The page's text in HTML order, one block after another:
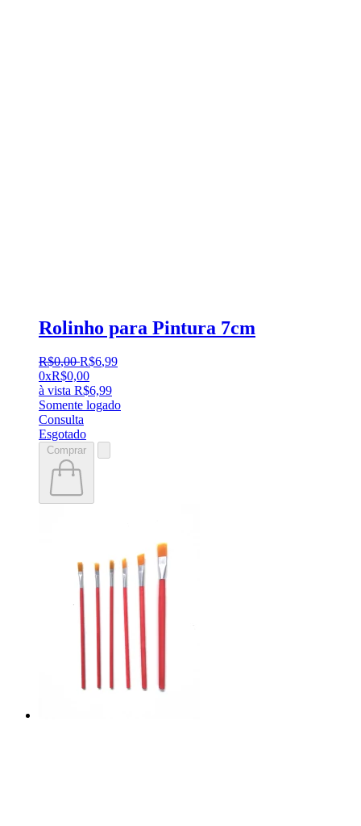
Rolinho para Pintura 7cm
R$0,00 R$6,99
0xR$0,00
à vista R$6,99
Somente logado
Consulta
Esgotado
Comprar